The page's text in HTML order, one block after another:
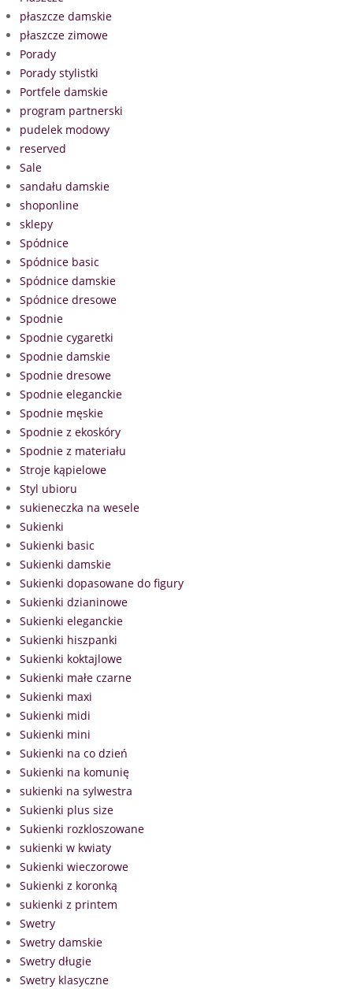
płaszcze damskie
płaszcze zimowe
Porady
Porady stylistki
Portfele damskie
program partnerski
pudelek modowy
reserved
Sale
sandału damskie
shoponline
sklepy
Spódnice
Spódnice basic
Spódnice damskie
Spódnice dresowe
Spodnie
Spodnie cygaretki
Spodnie damskie
Spodnie dresowe
Spodnie eleganckie
Spodnie męskie
Spodnie z ekoskóry
Spodnie z materiału
Stroje kąpielowe
Styl ubioru
sukieneczka na wesele
Sukienki
Sukienki basic
Sukienki damskie
Sukienki dopasowane do figury
Sukienki dzianinowe
Sukienki eleganckie
Sukienki hiszpanki
Sukienki koktajlowe
Sukienki małe czarne
Sukienki maxi
Sukienki midi
Sukienki mini
Sukienki na co dzień
Sukienki na komunię
sukienki na sylwestra
Sukienki plus size
Sukienki rozkloszowane
sukienki w kwiaty
Sukienki wieczorowe
Sukienki z koronką
sukienki z printem
Swetry
Swetry damskie
Swetry długie
Swetry klasyczne